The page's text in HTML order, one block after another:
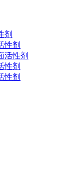
剂
性剂
活性剂
性剂
性剂